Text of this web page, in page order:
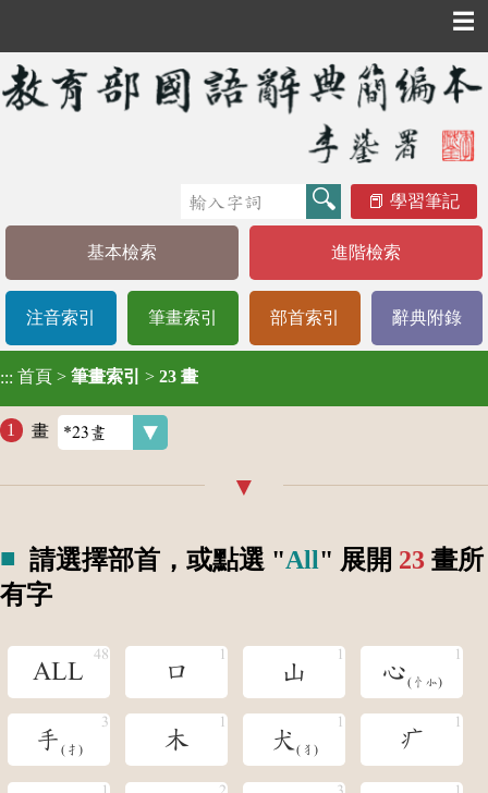
☰
學習筆記
基本檢索 進階檢索
注音索引 筆畫索引 部首索引 辭典附錄
::: 首頁 > 筆畫索引 > 23 畫
畫
請選擇部首，或點選 "All" 展開 23 畫所
有字
ALL 口 山 心(忄󺯺)
手 (扌) 木 犬 (犭) 疒